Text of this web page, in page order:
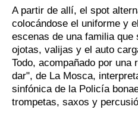
A partir de allí, el spot
colocándose el uniforme y
escenas de una familia que
ojotas, valijas y el auto
Todo, acompañado por una
dar", de La Mosca,
sinfónica de la Policía
trompetas, saxos y